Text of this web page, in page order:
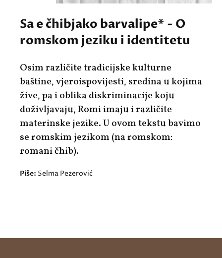
Sa e čhibjako barvalipe* - O
romskom jeziku i identitetu
Osim različite tradicijske kulturne
baštine, vjeroispovijesti, sredina u kojima
žive, pa i oblika diskriminacije koju
doživljavaju, Romi imaju i različite
materinske jezike. U ovom tekstu bavimo
se romskim jezikom (na romskom:
romani čhib).
Piše: Selma Pezerović